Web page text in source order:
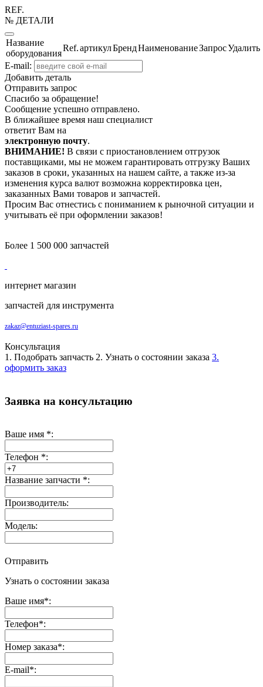
REF.
№ ДЕТАЛИ
Название
оборудования
Ref.артикулБрендНаименованиеЗапросУдалить
E-mail:
Добавить деталь
Отправить запрос
Спасибо за обращение!
Сообщение успешно отправлено.
В ближайшее время наш специалист
ответит Вам на
электронную почту.
ВНИМАНИЕ! В связи с приостановлением отгрузок
поставщиками, мы не можем гарантировать отгрузку Ваших
заказов в сроки, указанных на нашем сайте, а также из-за
изменения курса валют возможна корректировка цен,
заказанных Вами товаров и запчастей.
Просим Вас отнестись с пониманием к рыночной ситуации и
учитывать её при оформлении заказов!
Более 1 500 000 запчастей
интернет магазин
запчастей для инструмента
zakaz@entuziast-spares.ru
Консультация
1. Подобрать запчасть 2. Узнать о состоянии заказа 3.
оформить заказ
Заявка на консультацию
Ваше имя *:
Телефон *:
Название запчасти *:
Производитель:
Модель:
Отправить
Узнать о состоянии заказа
Ваше имя*:
Телефон*:
Номер заказа*:
E-mail*: